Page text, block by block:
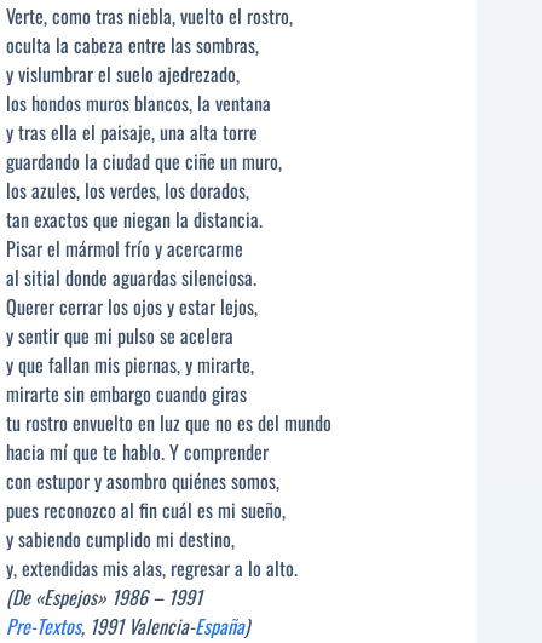
Verte, como tras niebla, vuelto el rostro,
oculta la cabeza entre las sombras,
y vislumbrar el suelo ajedrezado,
los hondos muros blancos, la ventana
y tras ella el paisaje, una alta torre
guardando la ciudad que ciñe un muro,
los azules, los verdes, los dorados,
tan exactos que niegan la distancia.
Pisar el mármol frío y acercarme
al sitial donde aguardas silenciosa.
Querer cerrar los ojos y estar lejos,
y sentir que mi pulso se acelera
y que fallan mis piernas, y mirarte,
mirarte sin embargo cuando giras
tu rostro envuelto en luz que no es del mundo
hacia mí que te hablo. Y comprender
con estupor y asombro quiénes somos,
pues reconozco al fin cuál es mi sueño,
y sabiendo cumplido mi destino,
y, extendidas mis alas, regresar a lo alto.
(De «Espejos» 1986 – 1991
Pre-Textos, 1991 Valencia-España)